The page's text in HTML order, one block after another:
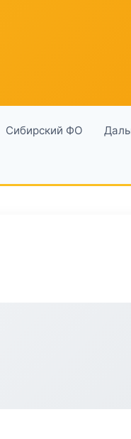
Сибирский ФО